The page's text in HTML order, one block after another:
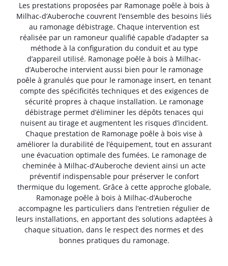
Les prestations proposées par Ramonage poêle à bois à
Milhac-d’Auberoche couvrent l’ensemble des besoins liés
au ramonage débistrage. Chaque intervention est
réalisée par un ramoneur qualifié capable d’adapter sa
méthode à la configuration du conduit et au type
d’appareil utilisé. Ramonage poêle à bois à Milhac-
d’Auberoche intervient aussi bien pour le ramonage
poêle à granulés que pour le ramonage insert, en tenant
compte des spécificités techniques et des exigences de
sécurité propres à chaque installation. Le ramonage
débistrage permet d’éliminer les dépôts tenaces qui
nuisent au tirage et augmentent les risques d’incident.
Chaque prestation de Ramonage poêle à bois vise à
améliorer la durabilité de l’équipement, tout en assurant
une évacuation optimale des fumées. Le ramonage de
cheminée à Milhac-d’Auberoche devient ainsi un acte
préventif indispensable pour préserver le confort
thermique du logement. Grâce à cette approche globale,
Ramonage poêle à bois à Milhac-d’Auberoche
accompagne les particuliers dans l’entretien régulier de
leurs installations, en apportant des solutions adaptées à
chaque situation, dans le respect des normes et des
bonnes pratiques du ramonage.